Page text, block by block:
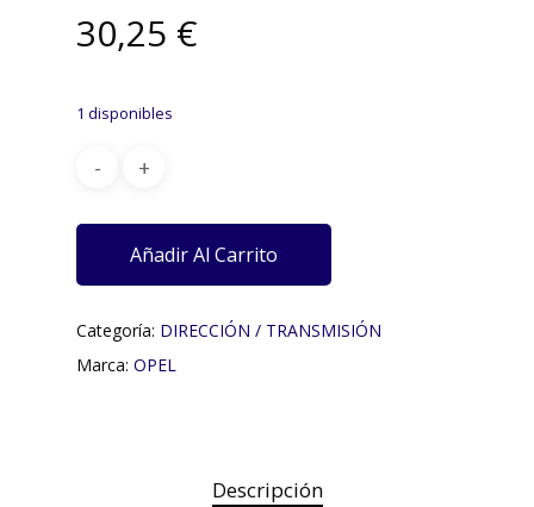
30,25 €
1 disponibles
Añadir Al Carrito
Categoría: DIRECCIÓN / TRANSMISIÓN
Marca: OPEL
Descripción